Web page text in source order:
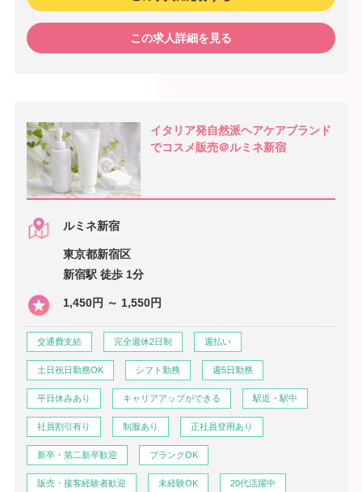
この求人詳細を見る
イタリア発自然派ヘアケアブランド
でコスメ販売＠ルミネ新宿
ルミネ新宿
東京都新宿区
新宿駅 徒歩 1分
1,450円 ～ 1,550円
交通費支給 完全週休2日制 週払い
土日祝日勤務OK シフト勤務 週5日勤務
平日休みあり キャリアアップができる 駅近・駅中
社員割引有り 制服あり 正社員登用あり
新卒・第二新卒歓迎 ブランクOK
販売・接客経験者歓迎 未経験OK 20代活躍中